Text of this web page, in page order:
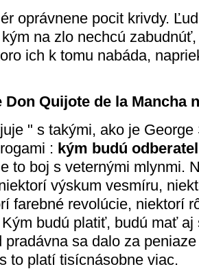
oprávnene pocit krivdy.
na zlo nechcú
ich k tomu nabáda,
Don Quijote de la Mancha
" s takými, ako je
: kým budú
to boj s veternými mlynmi.
výskum vesmíru,
farebné revolúcie, niektorí
budú platiť, budú mať
pradávna sa dalo za
to platí tisícnásobne viac.